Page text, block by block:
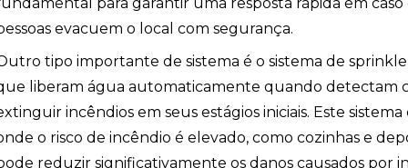
evacuem o local com segurança.
tipo importante de sistema é o sistema de
liberam água automaticamente quando detectam
incêndios em seus estágios iniciais. Este
o risco de incêndio é elevado, como cozinhas e
reduzir significativamente os danos causados por